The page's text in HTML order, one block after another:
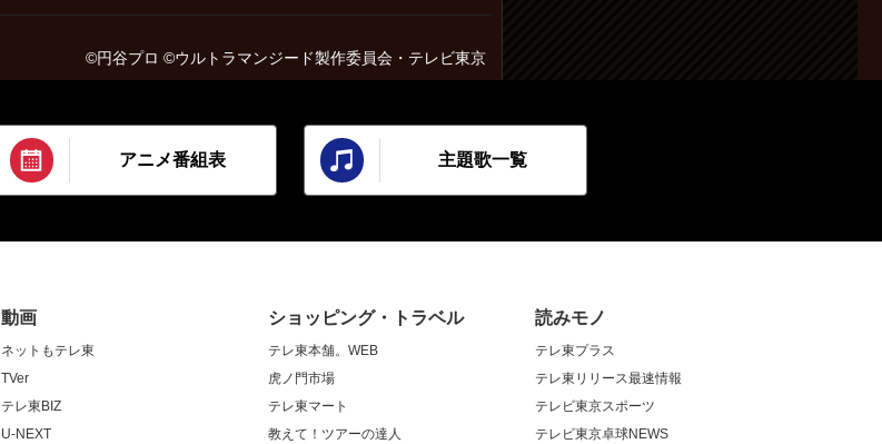
©円谷プロ ©ウルトラマンジード製作委員会・テレビ東京
アニメ番組表 主題歌一覧
動画
ネットもテレ東
TVer
テレ東BIZ
U-NEXT
ショッピング・トラベル
テレ東本舗。WEB
虎ノ門市場
テレ東マート
教えて！ツアーの達人
読みモノ
テレ東プラス
テレ東リリース最速情報
テレビ東京スポーツ
テレビ東京卓球NEWS